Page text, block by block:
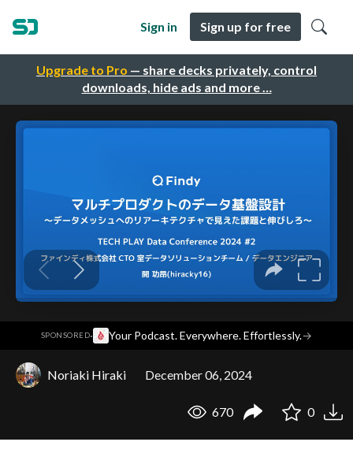
Upgrade to Pro — share decks privately, control
downloads, hide ads and more …
Sign in Sign up for free
SPONSORED· Your Podcast. Everywhere. Effortlessly.→
Noriaki Hiraki December 06, 2024
670 0